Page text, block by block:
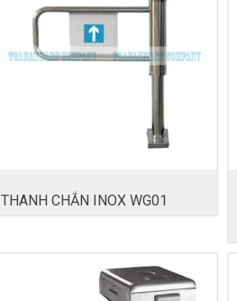
THANH CHẮN INOX WG01